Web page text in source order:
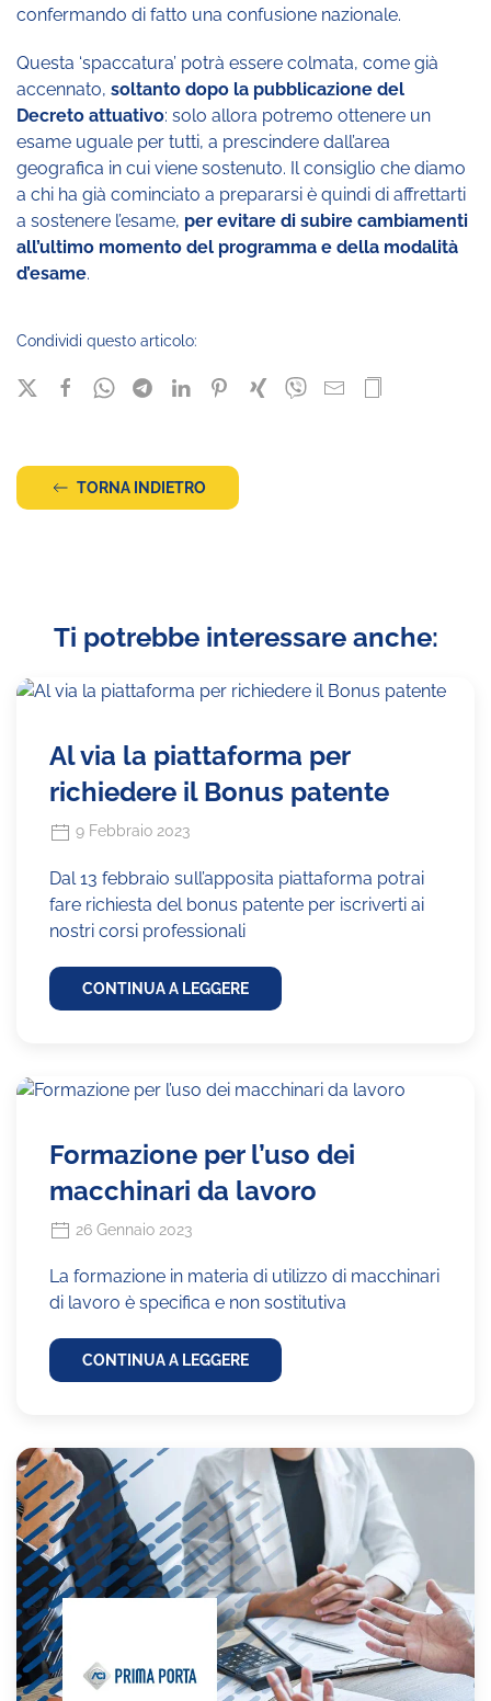
confermando di fatto una confusione nazionale.
Questa ‘spaccatura’ potrà essere colmata, come già
accennato, soltanto dopo la pubblicazione del
Decreto attuativo: solo allora potremo ottenere un
esame uguale per tutti, a prescindere dall’area
geografica in cui viene sostenuto. Il consiglio che diamo
a chi ha già cominciato a prepararsi è quindi di affrettarti
a sostenere l’esame, per evitare di subire cambiamenti
all’ultimo momento del programma e della modalità
d’esame.
Condividi questo articolo:
TORNA INDIETRO
Ti potrebbe interessare anche:
Al via la piattaforma per
richiedere il Bonus patente
9 Febbraio 2023
Dal 13 febbraio sull’apposita piattaforma potrai
fare richiesta del bonus patente per iscriverti ai
nostri corsi professionali
CONTINUA A LEGGERE
Formazione per l’uso dei
macchinari da lavoro
26 Gennaio 2023
La formazione in materia di utilizzo di macchinari
di lavoro è specifica e non sostitutiva
CONTINUA A LEGGERE